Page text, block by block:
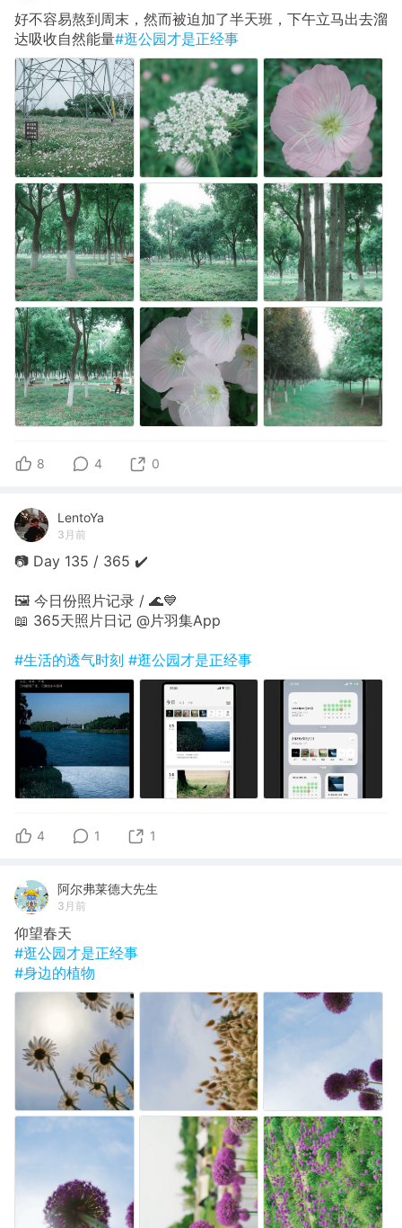
好不容易熬到周末，然而被迫加了半天班，下午立马出去溜
达吸收自然能量#逛公园才是正经事
8 4 0
LentoYa
3月前
📷 Day 135 / 365 ✔️
🖼 今日份照片记录 / 🌊💙
📖 365天照片日记 @片羽集App
#生活的透气时刻 #逛公园才是正经事
4 1 1
阿尔弗莱德大先生
3月前
仰望春天
#逛公园才是正经事
#身边的植物